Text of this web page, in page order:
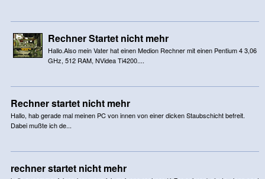
Rechner Startet nicht mehr
Hallo.Also mein Vater hat einen Medion Rechner mit einen Pentium 4 3,06
GHz, 512 RAM, NVidea Ti4200....
Rechner startet nicht mehr
Hallo, hab gerade mal meinen PC von innen von einer dicken Staubschicht befreit.
Dabei mußte ich de...
rechner startet nicht mehr